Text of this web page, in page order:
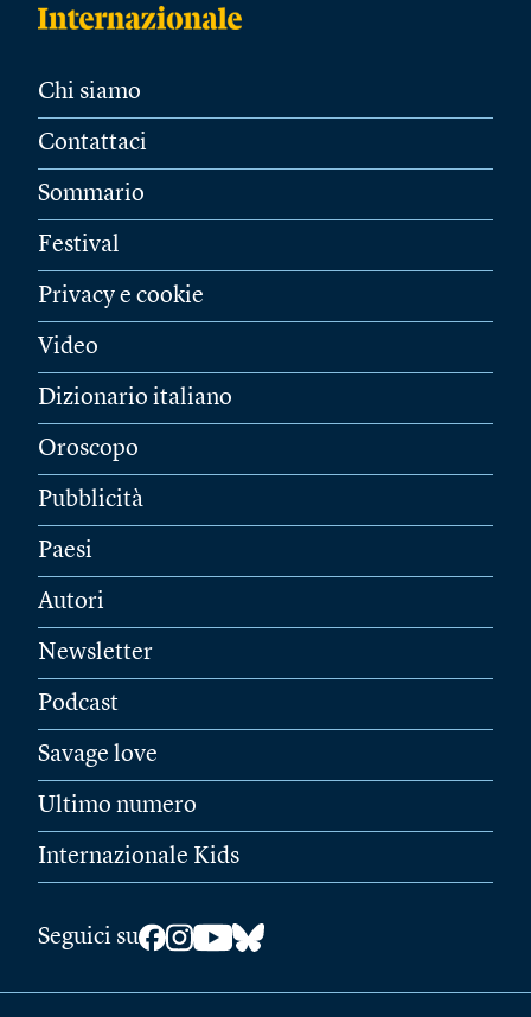
Chi siamo
Contattaci
Sommario
Festival
Privacy e cookie
Video
Dizionario italiano
Oroscopo
Pubblicità
Paesi
Autori
Newsletter
Podcast
Savage love
Ultimo numero
Internazionale Kids
Seguici su